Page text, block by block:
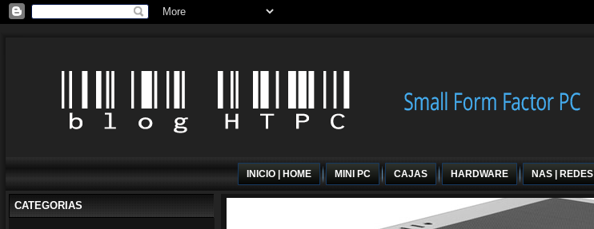
INICIO | HOME MINI PC CAJAS HARDWARE NAS | REDES
CATEGORIAS